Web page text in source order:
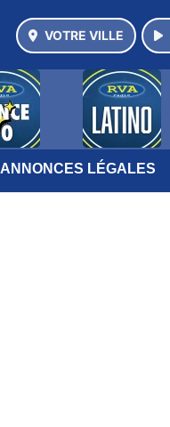
VOTRE VILLE
ANNONCES LÉGALES